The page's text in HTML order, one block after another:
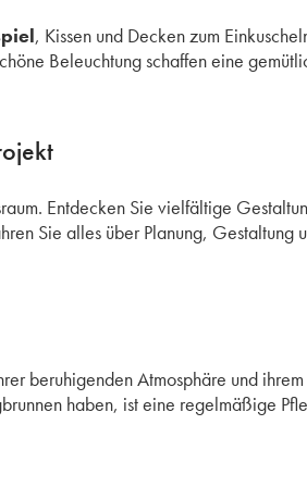
, Kissen und Decken zum
Beleuchtung schaffen eine
Entdecken Sie vielfältige
Sie alles über Planung, Gestaltung
beruhigenden Atmosphäre und
haben, ist eine regelmäßige